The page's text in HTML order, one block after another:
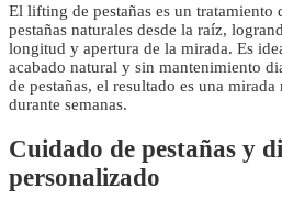
El lifting de pestañas es un tratamiento
pestañas naturales desde la raíz,
longitud y apertura de la mirada. Es
acabado natural y sin mantenimiento
de pestañas, el resultado es una
durante semanas.
Cuidado de pestañas y
personalizado